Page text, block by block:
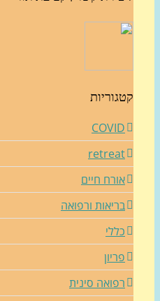
חיים
ורפואה
סינית